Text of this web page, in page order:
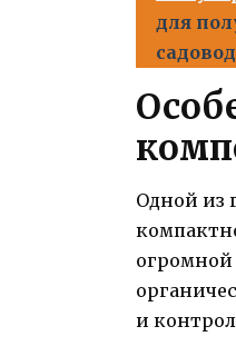
для
Одной из
огромной
и